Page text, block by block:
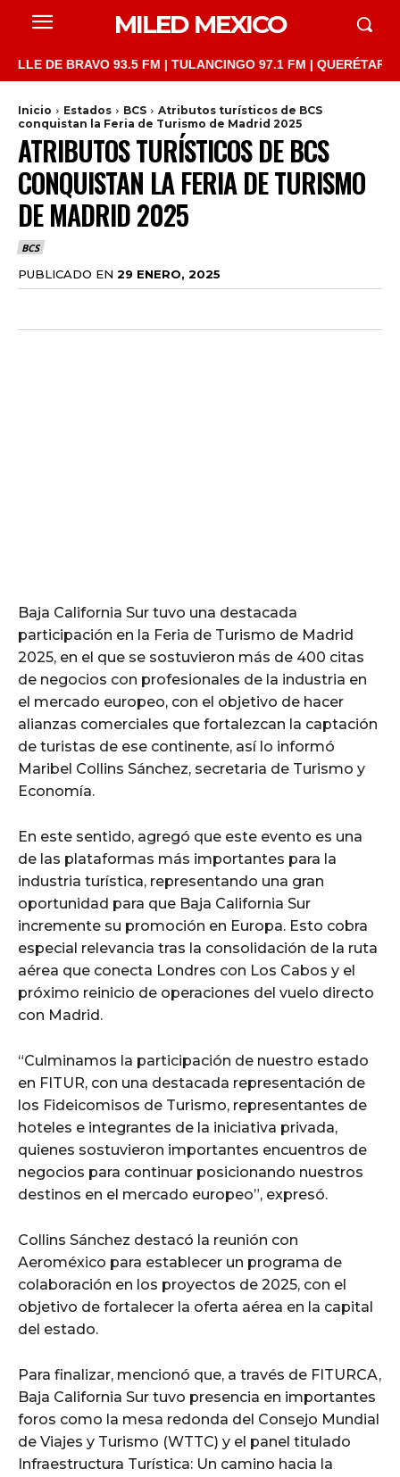
MILED MEXICO
BRAVO 93.5 FM | TULANCINGO 97.1 FM | QUERÉTARO
Inicio Estados BCS
Atributos turísticos de BCS
conquistan la Feria de Turismo de Madrid 2025
ATRIBUTOS TURÍSTICOS DE BCS
CONQUISTAN LA FERIA DE TURISMO
DE MADRID 2025
BCS
PUBLICADO EN 29 ENERO, 2025
Baja California Sur tuvo una destacada
participación en la Feria de Turismo de Madrid
2025, en el que se sostuvieron más de 400 citas
de negocios con profesionales de la industria en
el mercado europeo, con el objetivo de hacer
alianzas comerciales que fortalezcan la captación
de turistas de ese continente, así lo informó
Maribel Collins Sánchez, secretaria de Turismo y
Economía.
En este sentido, agregó que este evento es una
de las plataformas más importantes para la
industria turística, representando una gran
oportunidad para que Baja California Sur
incremente su promoción en Europa. Esto cobra
especial relevancia tras la consolidación de la ruta
aérea que conecta Londres con Los Cabos y el
próximo reinicio de operaciones del vuelo directo
con Madrid.
“Culminamos la participación de nuestro estado
en FITUR, con una destacada representación de
los Fideicomisos de Turismo, representantes de
hoteles e integrantes de la iniciativa privada,
quienes sostuvieron importantes encuentros de
negocios para continuar posicionando nuestros
destinos en el mercado europeo”, expresó.
Collins Sánchez destacó la reunión con
Aeroméxico para establecer un programa de
colaboración en los proyectos de 2025, con el
objetivo de fortalecer la oferta aérea en la capital
del estado.
Para finalizar, mencionó que, a través de FITURCA,
Baja California Sur tuvo presencia en importantes
foros como la mesa redonda del Consejo Mundial
de Viajes y Turismo (WTTC) y el panel titulado
Infraestructura Turística: Un camino hacia la